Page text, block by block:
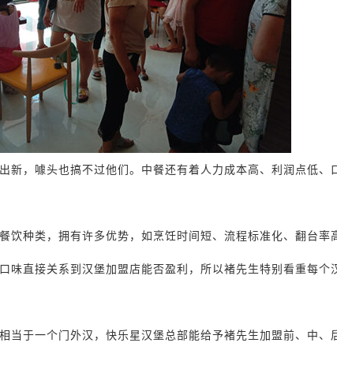
，噱头也搞不过他们。中餐还有着人力成本高、利润点低
饮种类，拥有许多优势，如烹饪时间短、流程标准化、翻台
直接关系到汉堡加盟店能否盈利，所以褚先生特别看重每
于一个门外汉，快乐星汉堡总部能给予褚先生加盟前、中、